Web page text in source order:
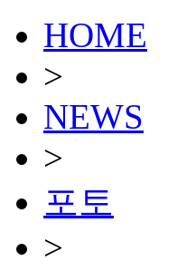
HOME
>
NEWS
>
포토
>